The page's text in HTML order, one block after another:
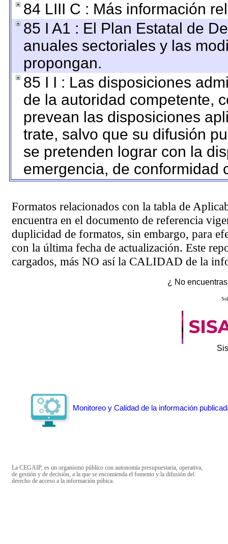
84 LIII C : Más información
85 I A1 : El Plan Estatal de
anuales sectoriales y las
propongan.
85 I I : Las disposiciones
de la autoridad competente,
prevean las disposiciones
trate, salvo que su difusión
se pretenden lograr con la
emergencia, de conformidad
Formatos relacionados con la tabla de
encuentra en el documento de referencia
duplicidad de formatos, sin embargo, para
con la última fecha de actualización. Este
cargados, más NO así la CALIDAD de la
¿ No
Monitoreo y Calidad de la información
La CEGAIP, es un organismo público con autonomía presupuestaria, operativa,
de gestión y de decisión, a la que se encomienda el fomento y la difusión del
derecho de acceso a la información púbica.